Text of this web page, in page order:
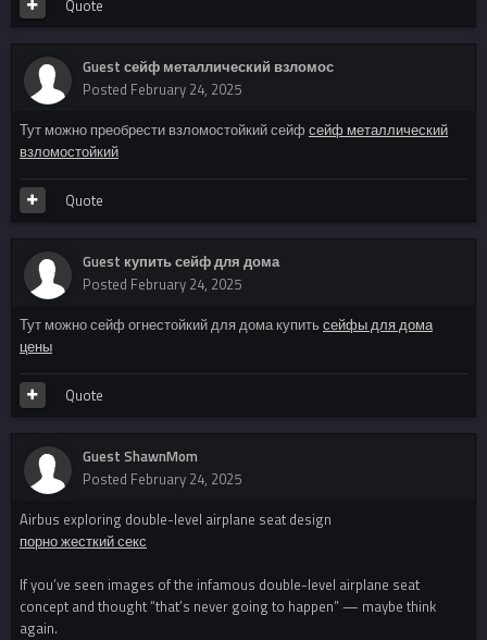
Quote
Guest сейф металлический взломос
Posted February 24, 2025
Тут можно преобрести взломостойкий сейф сейф металлический
взломостойкий
Quote
Guest купить сейф для дома
Posted February 24, 2025
Тут можно сейф огнестойкий для дома купить сейфы для дома
цены
Quote
Guest ShawnMom
Posted February 24, 2025
Airbus exploring double-level airplane seat design
порно жесткий секс
If you’ve seen images of the infamous double-level airplane seat
concept and thought “that’s never going to happen” — maybe think
again.